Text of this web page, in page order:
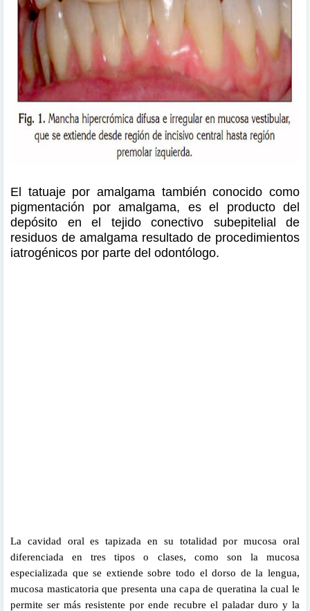
El tatuaje por amalgama también conocido como
pigmentación por amalgama, es el producto del
depósito en el tejido conectivo subepitelial de
residuos de amalgama resultado de procedimientos
iatrogénicos por parte del odontólogo.
La cavidad oral es tapizada en su totalidad por mucosa oral
diferenciada en tres tipos o clases, como son la mucosa
especializada que se extiende sobre todo el dorso de la lengua,
mucosa masticatoria que presenta una capa de queratina la cual le
permite ser más resistente por ende recubre el paladar duro y la